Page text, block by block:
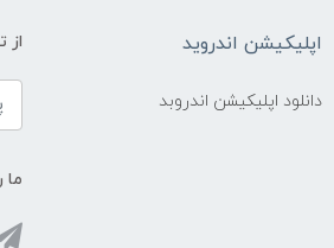
اپلیکیشن اندروید
دانلود اپلیکیشن اندروبد
از
ما